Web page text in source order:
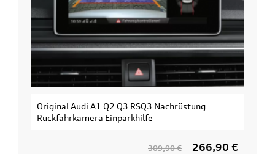
Original Audi A1 Q2 Q3 RSQ3 Nachrüstung
Rückfahrkamera Einparkhilfe
309,90 € 266,90 €